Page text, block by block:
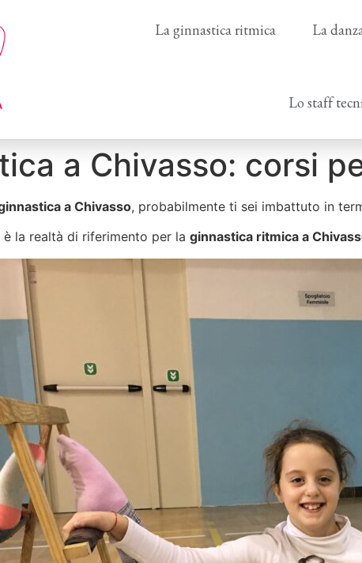
La ginnastica ritmica La
Lo staff
a Chivasso: corsi
a Chivasso, probabilmente ti sei imbattuto in
è la realtà di riferimento per la ginnastica ritmica a